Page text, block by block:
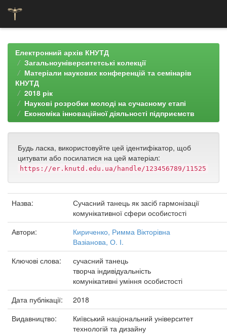
navigationЕлектронний архів КНУТД
Загальноуніверситетські колекції
Матеріали наукових конференцій та семінарів
КНУТД
2018 рік
Наукові розробки молоді на сучасному етапі
Економіка інноваційної діяльності підприємств
Будь ласка, використовуйте цей ідентифікатор, щоб
цитувати або посилатися на цей матеріал:
https://er.knutd.edu.ua/handle/123456789/11525
Назва:
Сучасний танець як засіб гармонізації
комунікативної сфери особистості
Автори:
Кириченко, Римма Вікторівна
Вазіанова, О. І.
Ключові слова:
сучасний танець
творча індивідуальність
комунікативні уміння особистості
Дата публікації:
2018
Видавництво:
Київський національний університет
технологій та дизайну